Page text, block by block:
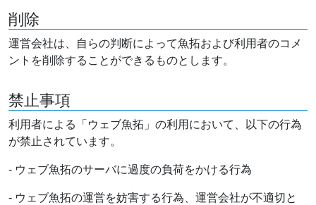
削除
運営会社は、自らの判断によって魚拓および利用者のコメ
ントを削除することができるものとします。
禁止事項
利用者による「ウェブ魚拓」の利用において、以下の行為
が禁止されています。
- ウェブ魚拓のサーバに過度の負荷をかける行為
- ウェブ魚拓の運営を妨害する行為、運営会社が不適切と